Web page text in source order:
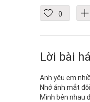
0
Lời bài
Anh yêu em
Nhớ ánh mắt
Mình bên nhau